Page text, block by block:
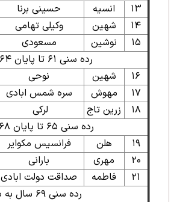
۱۳
انسیه حسینی برنا
۱۴
شهین وکیلی تهامی
۱۵
نوشین مسعودی
رده سنی ۶۱ تا پایان ۶۴ سال
۱۶
شهین نوحی
۱۷
مهوش سره شمس ابادی
۱۸
زرین تاج لرکی
رده سنی ۶۵ تا پایان ۶۸ سال
۱۹
هلن فرانسیس مکوایر
۲۰
مهری بارانی
۲۱
فاطمه صداقت دولت ابادی
رده سنی ۶۹ سال به بالا